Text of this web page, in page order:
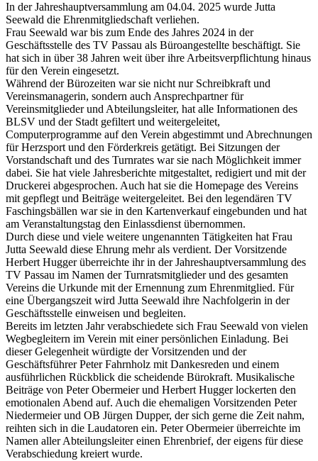
In der Jahreshauptversammlung am 04.04. 2025 wurde Jutta
Seewald die Ehrenmitgliedschaft verliehen.
Frau Seewald war bis zum Ende des Jahres 2024 in der
Geschäftsstelle des TV Passau als Büroangestellte beschäftigt. Sie
hat sich in über 38 Jahren weit über ihre Arbeitsverpflichtung hinaus
für den Verein eingesetzt.
Während der Bürozeiten war sie nicht nur Schreibkraft und
Vereinsmanagerin, sondern auch Ansprechpartner für
Vereinsmitglieder und Abteilungsleiter, hat alle Informationen des
BLSV und der Stadt gefiltert und weitergeleitet,
Computerprogramme auf den Verein abgestimmt und Abrechnungen
für Herzsport und den Förderkreis getätigt. Bei Sitzungen der
Vorstandschaft und des Turnrates war sie nach Möglichkeit immer
dabei. Sie hat viele Jahresberichte mitgestaltet, redigiert und mit der
Druckerei abgesprochen. Auch hat sie die Homepage des Vereins
mit gepflegt und Beiträge weitergeleitet. Bei den legendären TV
Faschingsbällen war sie in den Kartenverkauf eingebunden und hat
am Veranstaltungstag den Einlassdienst übernommen.
Durch diese und viele weitere ungenannten Tätigkeiten hat Frau
Jutta Seewald diese Ehrung mehr als verdient. Der Vorsitzende
Herbert Hugger überreichte ihr in der Jahreshauptversammlung des
TV Passau im Namen der Turnratsmitglieder und des gesamten
Vereins die Urkunde mit der Ernennung zum Ehrenmitglied. Für
eine Übergangszeit wird Jutta Seewald ihre Nachfolgerin in der
Geschäftsstelle einweisen und begleiten.
Bereits im letzten Jahr verabschiedete sich Frau Seewald von vielen
Wegbegleitern im Verein mit einer persönlichen Einladung. Bei
dieser Gelegenheit würdigte der Vorsitzenden und der
Geschäftsführer Peter Fahrnholz mit Dankesreden und einem
ausführlichen Rückblick die scheidende Bürokraft. Musikalische
Beiträge von Peter Obermeier und Herbert Hugger lockerten den
emotionalen Abend auf. Auch die ehemaligen Vorsitzenden Peter
Niedermeier und OB Jürgen Dupper, der sich gerne die Zeit nahm,
reihten sich in die Laudatoren ein. Peter Obermeier überreichte im
Namen aller Abteilungsleiter einen Ehrenbrief, der eigens für diese
Verabschiedung kreiert wurde.